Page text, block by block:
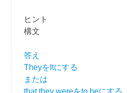
ヒント
構文
答え
TheyをItにする
または
that they wereをto beにする